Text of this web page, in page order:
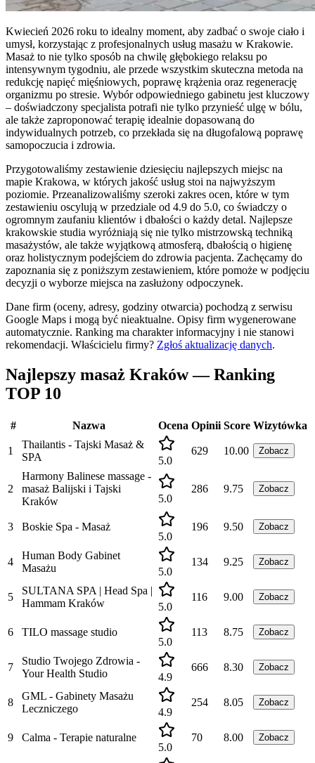
Kwiecień 2026 roku to idealny moment, aby zadbać o swoje ciało i
umysł, korzystając z profesjonalnych usług masażu w Krakowie.
Masaż to nie tylko sposób na chwilę głębokiego relaksu po
intensywnym tygodniu, ale przede wszystkim skuteczna metoda na
redukcję napięć mięśniowych, poprawę krążenia oraz regenerację
organizmu po stresie. Wybór odpowiedniego gabinetu jest kluczowy
– doświadczony specjalista potrafi nie tylko przynieść ulgę w bólu,
ale także zaproponować terapię idealnie dopasowaną do
indywidualnych potrzeb, co przekłada się na długofalową poprawę
samopoczucia i zdrowia.
Przygotowaliśmy zestawienie dziesięciu najlepszych miejsc na
mapie Krakowa, w których jakość usług stoi na najwyższym
poziomie. Przeanalizowaliśmy szeroki zakres ocen, które w tym
zestawieniu oscylują w przedziale od 4.9 do 5.0, co świadczy o
ogromnym zaufaniu klientów i dbałości o każdy detal. Najlepsze
krakowskie studia wyróżniają się nie tylko mistrzowską techniką
masażystów, ale także wyjątkową atmosferą, dbałością o higienę
oraz holistycznym podejściem do zdrowia pacjenta. Zachęcamy do
zapoznania się z poniższym zestawieniem, które pomoże w podjęciu
decyzji o wyborze miejsca na zasłużony odpoczynek.
Dane firm (oceny, adresy, godziny otwarcia) pochodzą z serwisu
Google Maps i mogą być nieaktualne. Opisy firm wygenerowane
automatycznie. Ranking ma charakter informacyjny i nie stanowi
rekomendacji. Właścicielu firmy? Zgłoś aktualizację danych.
Najlepszy masaż Kraków — Ranking
TOP 10
# Nazwa Ocena Opinii Score Wizytówka
1
Thailantis - Tajski Masaż &
SPA
5.0
629 10.00 Zobacz
2
Harmony Balinese massage -
masaż Balijski i Tajski
Kraków
5.0
286 9.75 Zobacz
3
Boskie Spa - Masaż
5.0
196 9.50 Zobacz
4
Human Body Gabinet
Masażu
5.0
134 9.25 Zobacz
5
SULTANA SPA | Head Spa |
Hammam Kraków
5.0
116 9.00 Zobacz
6
TILO massage studio
5.0
113 8.75 Zobacz
7
Studio Twojego Zdrowia -
Your Health Studio
4.9
666 8.30 Zobacz
8
GML - Gabinety Masażu
Leczniczego
4.9
254 8.05 Zobacz
9
Calma - Terapie naturalne
5.0
70 8.00 Zobacz